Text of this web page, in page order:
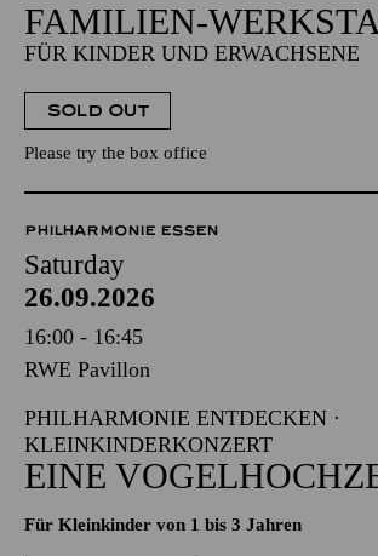
FAMILIEN-
FÜR KINDER UND ERWACHSENE
SOLD OUT
Please try the box office
PHILHARMONIE ESSEN
Saturday
26.09.2026
16:00 - 16:45
RWE Pavillon
PHILHARMONIE ENTDECKEN ·
KLEINKINDERKONZERT
EINE
Für Kleinkinder von 1 bis 3 Jahren